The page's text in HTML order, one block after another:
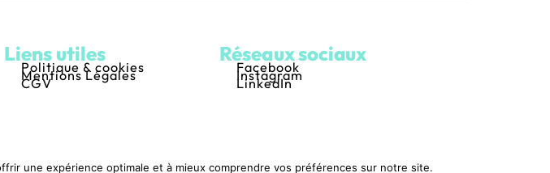
Liens utiles
Politique & cookies
Mentions Légales
CGV
Réseaux sociaux
Facebook
Instagram
LinkedIn
une expérience optimale et à mieux comprendre vos préférences sur notre site.